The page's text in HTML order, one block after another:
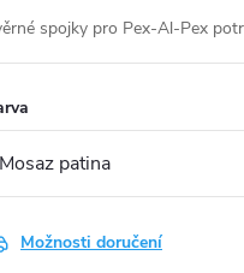
spojky pro Pex-Al-Pex
Možnosti doručení